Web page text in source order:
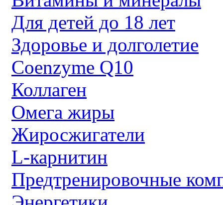
Для детей до 18 лет
Здоровье и долголетие
Coenzyme Q10
Коллаген
Омега жиры
Жиросжигатели
L-карнитин
Предтренировочные